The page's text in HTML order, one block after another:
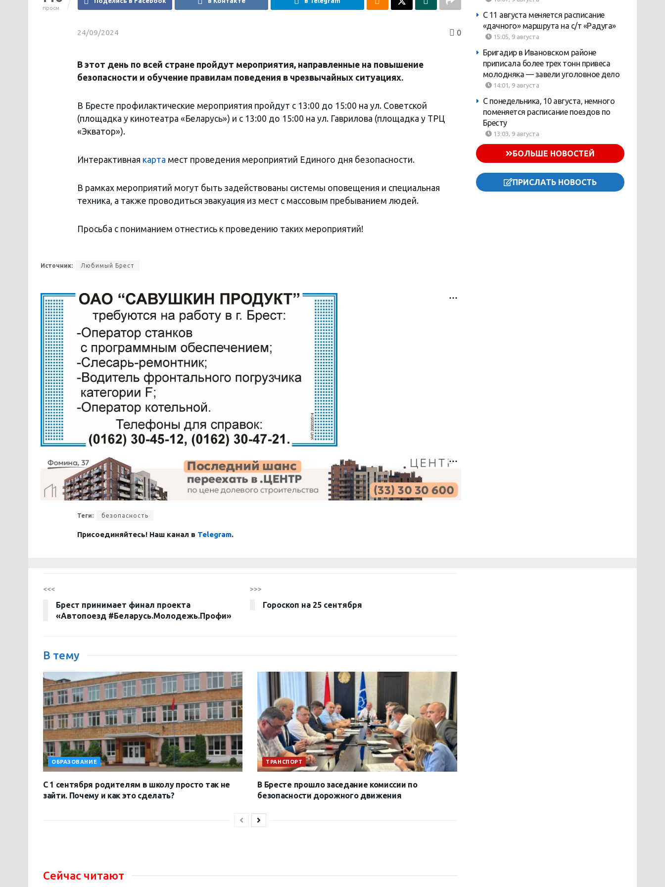
просм.
24/09/2024 0
В этот день по всей стране пройдут мероприятия, направленные на повышение
безопасности и обучение правилам поведения в чрезвычайных ситуациях.
В Бресте профилактические мероприятия пройдут с 13:00 до 15:00 на ул. Советской
(площадка у кинотеатра «Беларусь») и с 13:00 до 15:00 на ул. Гаврилова (площадка у ТРЦ
«Экватор»).
Интерактивная карта мест проведения мероприятий Единого дня безопасности.
В рамках мероприятий могут быть задействованы системы оповещения и специальная
техника, а также проводиться эвакуация из мест с массовым пребыванием людей.
Просьба с пониманием отнестись к проведению таких мероприятий!
Источник: Любимый Брест
Теги: безопасность
Присоединяйтесь! Наш канал в Telegram.
С 11 августа меняется расписание
«дачного» маршрута на с/т «Радуга»
15:05, 9 августа
Бригадир в Ивановском районе
приписала более трех тонн привеса
молодняка — завели уголовное дело
14:01, 9 августа
С понедельника, 10 августа, немного
поменяется расписание поездов по
Бресту
13:03, 9 августа
БОЛЬШЕ НОВОСТЕЙ
ПРИСЛАТЬ НОВОСТЬ
<<<
Брест принимает финал проекта
«Автопоезд #Беларусь.Молодежь.Профи»
>>>
Гороскоп на 25 сентября
В тему
ОБРАЗОВАНИЕ
C 1 сентября родителям в школу просто так не
зайти. Почему и как это сделать?
ТРАНСПОРТ
В Бресте прошло заседание комиссии по
безопасности дорожного движения
Сейчас читают